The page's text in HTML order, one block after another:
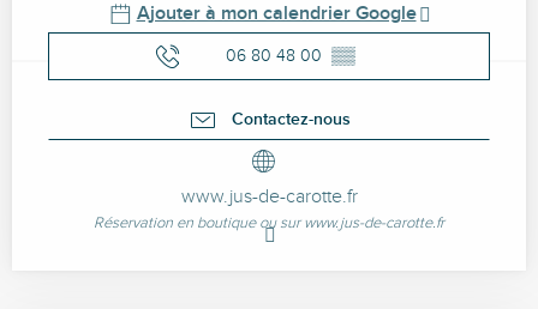
Ajouter à mon calendrier Google
06 80 48 00 ▒▒
Contactez-nous
www.jus-de-carotte.fr
Réservation en boutique ou sur www.jus-de-carotte.fr